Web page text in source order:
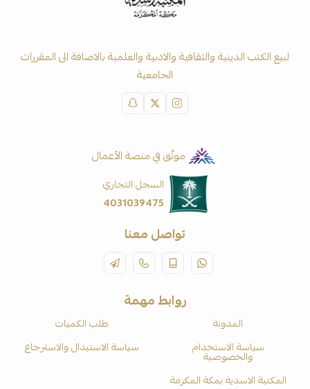
لبيع الكتب الدينية والثقافية والادبية والعلمية بالاضافة الى المقررات
الجامعية
موثّق في منصة الأعمال
السجل التجاري
4031039475
تواصل معنا
روابط مهمة
المدونة
طلب الكميات
سياسة الاستخدام
والخصوصية
سياسة الاستبدال والاسترجاع
المكتبة الاسدية بمكة المكرمة